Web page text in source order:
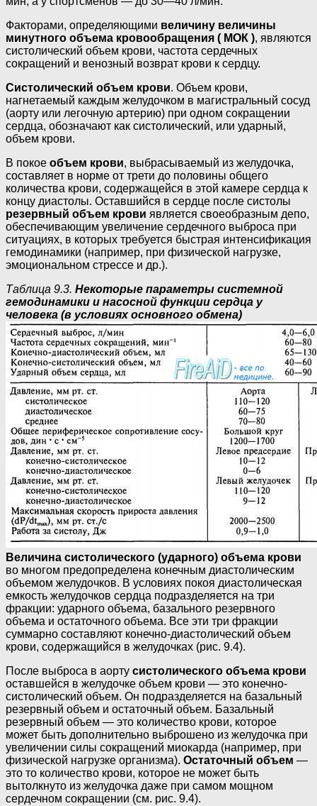
Факторами, определяющими величину величины
минутного объема кровообращения ( МОК ), являются
систолический объем крови, частота сердечных
сокращений и венозный возврат крови к сердцу.
Систолический объем крови. Объем крови,
нагнетаемый каждым желудочком в магистральный сосуд
(аорту или легочную артерию) при одном сокращении
сердца, обозначают как систолический, или ударный,
объем крови.
В покое объем крови, выбрасываемый из желудочка,
составляет в норме от трети до половины общего
количества крови, содержащейся в этой камере сердца к
концу диастолы. Оставшийся в сердце после систолы
резервный объем крови является своеобразным депо,
обеспечивающим увеличение сердечного выброса при
ситуациях, в которых требуется быстрая интенсификация
гемодинамики (например, при физической нагрузке,
эмоциональном стрессе и др.).
Таблица 9.3. Некоторые параметры системной
гемодинамики и насосной функции сердца у
человека (в условиях основного обмена)
Величина систолического (ударного) объема крови
во многом предопределена конечным диастолическим
объемом желудочков. В условиях покоя диастолическая
емкость желудочков сердца подразделяется на три
фракции: ударного объема, базального резервного
объема и остаточного объема. Все эти три фракции
суммарно составляют конечно-диастолический объем
крови, содержащийся в желудочках (рис. 9.4).
После выброса в аорту систолического объема крови
оставшейся в желудочке объем крови — это конечно-
систолический объем. Он подразделяется на базальный
резервный объем и остаточный объем. Базальный
резервный объем — это количество крови, которое
может быть дополнительно выброшено из желудочка при
увеличении силы сокращений миокарда (например, при
физической нагрузке организма). Остаточный объем —
это то количество крови, которое не может быть
вытолкнуто из желудочка даже при самом мощном
сердечном сокращении (см. рис. 9.4).